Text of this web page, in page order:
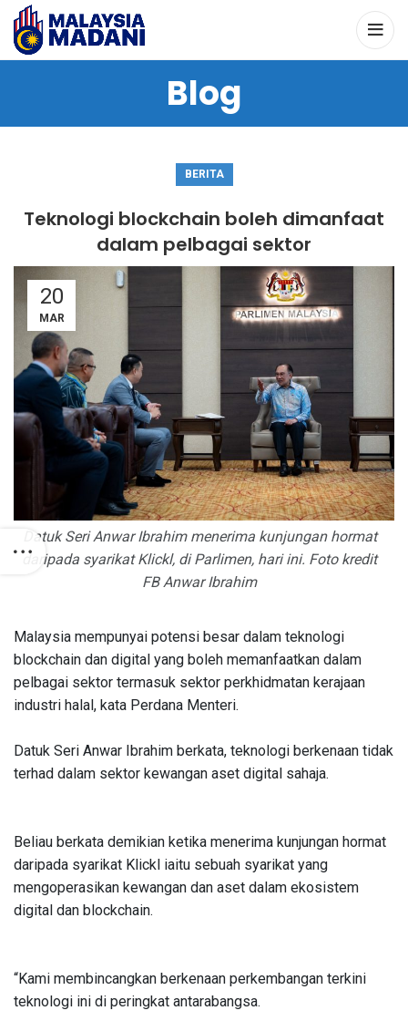
Blog
BERITA
Teknologi blockchain boleh dimanfaat
dalam pelbagai sektor
Datuk Seri Anwar Ibrahim menerima kunjungan hormat
daripada syarikat Klickl, di Parlimen, hari ini. Foto kredit
FB Anwar Ibrahim
20
MAR
Malaysia mempunyai potensi besar dalam teknologi
blockchain dan digital yang boleh memanfaatkan dalam
pelbagai sektor termasuk sektor perkhidmatan kerajaan
industri halal, kata Perdana Menteri.
Datuk Seri Anwar Ibrahim berkata, teknologi berkenaan tidak
terhad dalam sektor kewangan aset digital sahaja.
Beliau berkata demikian ketika menerima kunjungan hormat
daripada syarikat Klickl iaitu sebuah syarikat yang
mengoperasikan kewangan dan aset dalam ekosistem
digital dan blockchain.
“Kami membincangkan berkenaan perkembangan terkini
teknologi ini di peringkat antarabangsa.